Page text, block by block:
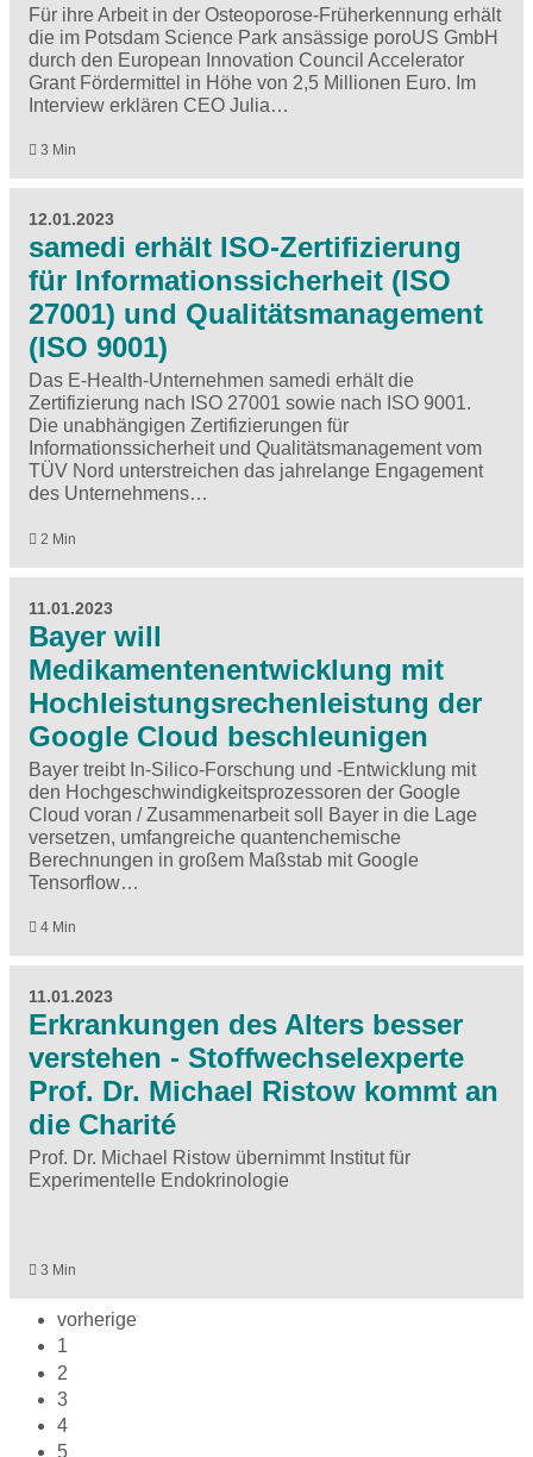
Für ihre Arbeit in der Osteoporose-Früherkennung erhält
die im Potsdam Science Park ansässige poroUS GmbH
durch den European Innovation Council Accelerator
Grant Fördermittel in Höhe von 2,5 Millionen Euro. Im
Interview erklären CEO Julia…
3 Min
12.01.2023
samedi erhält ISO-Zertifizierung
für Informationssicherheit (ISO
27001) und Qualitätsmanagement
(ISO 9001)
Das E-Health-Unternehmen samedi erhält die
Zertifizierung nach ISO 27001 sowie nach ISO 9001.
Die unabhängigen Zertifizierungen für
Informationssicherheit und Qualitätsmanagement vom
TÜV Nord unterstreichen das jahrelange Engagement
des Unternehmens…
2 Min
11.01.2023
Bayer will
Medikamentenentwicklung mit
Hochleistungsrechenleistung der
Google Cloud beschleunigen
Bayer treibt In-Silico-Forschung und -Entwicklung mit
den Hochgeschwindigkeitsprozessoren der Google
Cloud voran / Zusammenarbeit soll Bayer in die Lage
versetzen, umfangreiche quantenchemische
Berechnungen in großem Maßstab mit Google
Tensorflow…
4 Min
11.01.2023
Erkrankungen des Alters besser
verstehen - Stoffwechselexperte
Prof. Dr. Michael Ristow kommt an
die Charité
Prof. Dr. Michael Ristow übernimmt Institut für
Experimentelle Endokrinologie
3 Min
vorherige
1
2
3
4
5